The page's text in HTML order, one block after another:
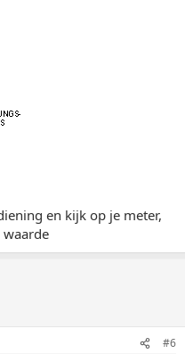
en kijk op je meter,
waarde
#6